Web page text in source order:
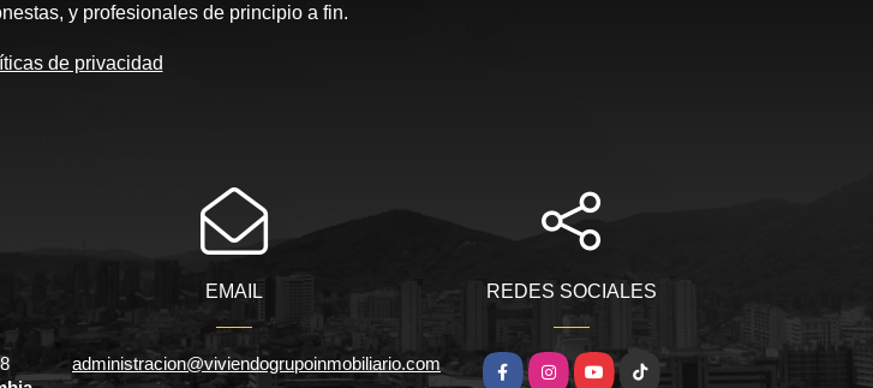
y profesionales de principio a fin.
de privacidad
EMAIL
administracion@viviendogrupoinmobiliario.com
REDES SOCIALES
FacebookInstagramYouTube
TikTok